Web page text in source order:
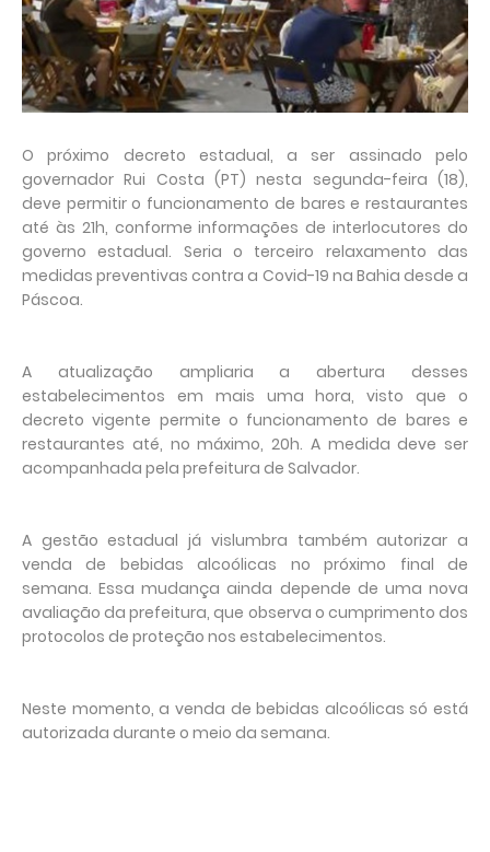
O próximo decreto estadual, a ser assinado pelo
governador Rui Costa (PT) nesta segunda-feira (18),
deve permitir o funcionamento de bares e restaurantes
até às 21h, conforme informações de interlocutores do
governo estadual. Seria o terceiro relaxamento das
medidas preventivas contra a Covid-19 na Bahia desde a
Páscoa.
A atualização ampliaria a abertura desses
estabelecimentos em mais uma hora, visto que o
decreto vigente permite o funcionamento de bares e
restaurantes até, no máximo, 20h. A medida deve ser
acompanhada pela prefeitura de Salvador.
A gestão estadual já vislumbra também autorizar a
venda de bebidas alcoólicas no próximo final de
semana. Essa mudança ainda depende de uma nova
avaliação da prefeitura, que observa o cumprimento dos
protocolos de proteção nos estabelecimentos.
Neste momento, a venda de bebidas alcoólicas só está
autorizada durante o meio da semana.